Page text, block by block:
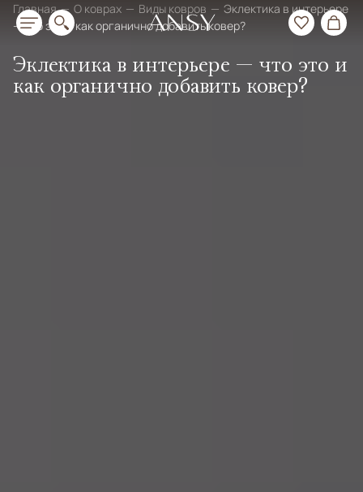
Главная О коврах Виды ковров
Эклектика в интерьере
— что это и как органично добавить ковер?
Эклектика в интерьере — что это и
как органично добавить ковер?